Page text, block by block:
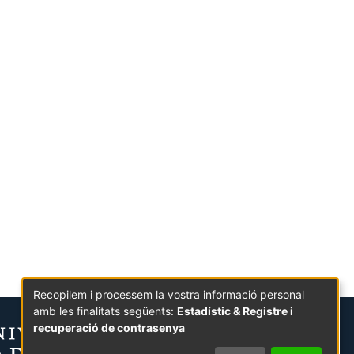
Recopilem i processem la vostra informació personal
amb les finalitats següents: Estadístic & Registre i
recuperació de contrasenya